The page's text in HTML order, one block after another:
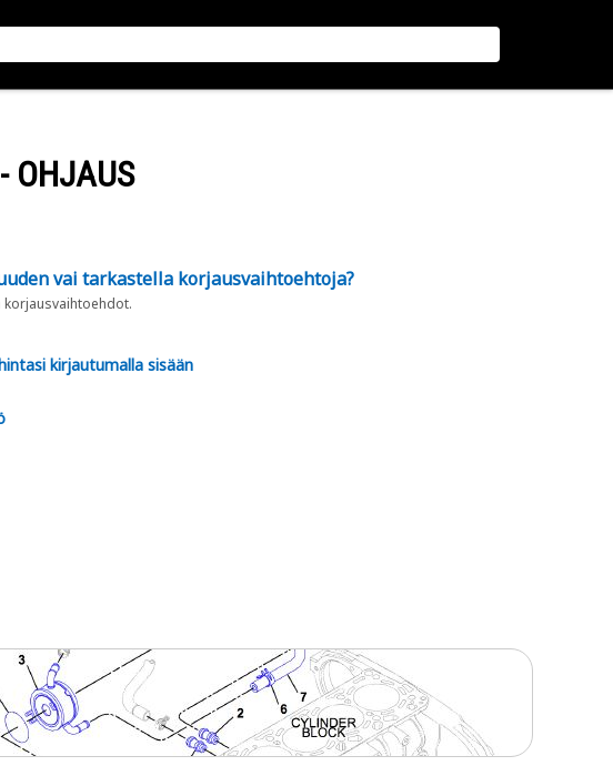
OHJAUS
vai tarkastella korjausvaihtoehtoja?
korjausvaihtoehdot.
kirjautumalla sisään